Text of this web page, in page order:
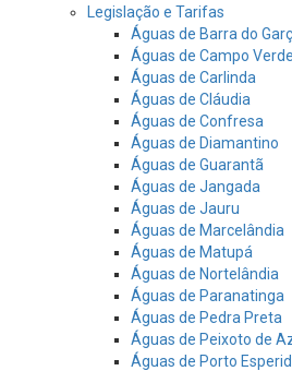
Legislação e Tarifas
Águas de Barra do
Águas de Campo Verde
Águas de Carlinda
Águas de Cláudia
Águas de Confresa
Águas de Diamantino
Águas de Guarantã
Águas de Jangada
Águas de Jauru
Águas de Marcelândia
Águas de Matupá
Águas de Nortelândia
Águas de Paranatinga
Águas de Pedra Preta
Águas de Peixoto de
Águas de Porto